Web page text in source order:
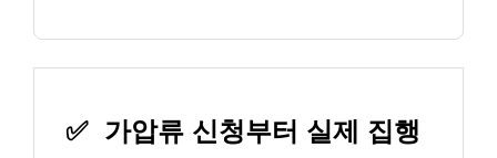
✅ 가압류 신청부터 실제 집행